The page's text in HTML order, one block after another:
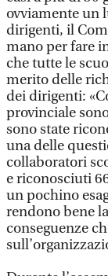
ovviamente un
dirigenti, il
mano per fare
che tutte le
merito delle
dei dirigenti:
provinciale
sono state
una delle
collaboratori
e riconosciuti
un pochino
rendono bene
conseguenze